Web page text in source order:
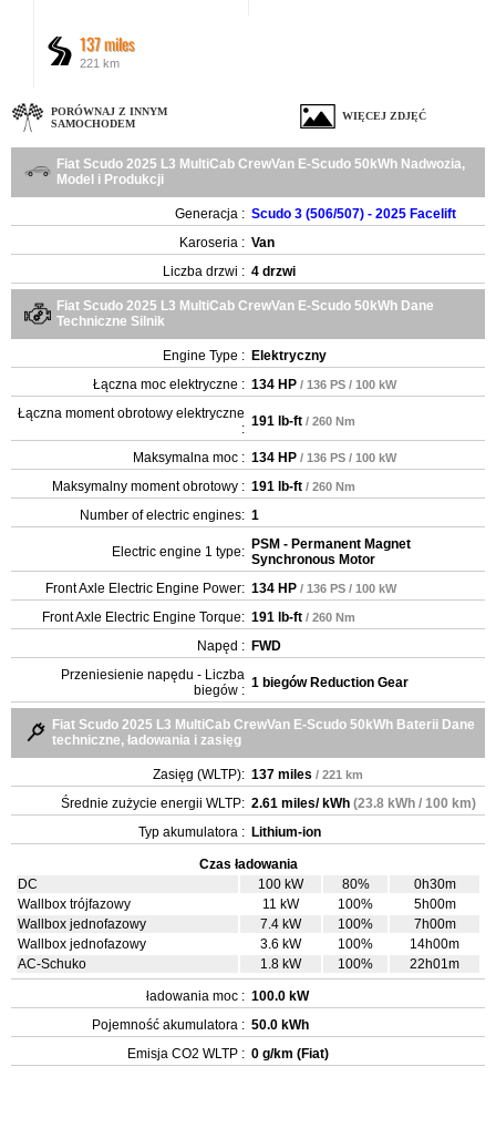
137 miles
221 km
PORÓWNAJ Z INNYM
SAMOCHODEM
WIĘCEJ ZDJĘĆ
Fiat Scudo 2025 L3 MultiCab CrewVan E-Scudo 50kWh Nadwozia,
Model i Produkcji
Generacja : Scudo 3 (506/507) - 2025 Facelift
Karoseria : Van
Liczba drzwi : 4 drzwi
Fiat Scudo 2025 L3 MultiCab CrewVan E-Scudo 50kWh Dane
Techniczne Silnik
Engine Type : Elektryczny
Łączna moc elektryczne : 134 HP / 136 PS / 100 kW
Łączna moment obrotowy elektryczne
: 191 lb-ft / 260 Nm
Maksymalna moc : 134 HP / 136 PS / 100 kW
Maksymalny moment obrotowy : 191 lb-ft / 260 Nm
Number of electric engines: 1
Electric engine 1 type: PSM - Permanent Magnet
Synchronous Motor
Front Axle Electric Engine Power: 134 HP / 136 PS / 100 kW
Front Axle Electric Engine Torque: 191 lb-ft / 260 Nm
Napęd : FWD
Przeniesienie napędu - Liczba
biegów : 1 biegów Reduction Gear
Fiat Scudo 2025 L3 MultiCab CrewVan E-Scudo 50kWh Baterii Dane
techniczne, ładowania i zasięg
Zasięg (WLTP): 137 miles / 221 km
Średnie zużycie energii WLTP: 2.61 miles/ kWh (23.8 kWh / 100 km)
Typ akumulatora : Lithium-ion
Czas ładowania
DC
100 kW 80%
0h30m
Wallbox trójfazowy
11 kW 100%
5h00m
Wallbox jednofazowy
7.4 kW 100%
7h00m
Wallbox jednofazowy
3.6 kW 100%
14h00m
AC-Schuko
1.8 kW 100% 22h01m
ładowania moc : 100.0 kW
Pojemność akumulatora : 50.0 kWh
Emisja CO2 WLTP : 0 g/km (Fiat)